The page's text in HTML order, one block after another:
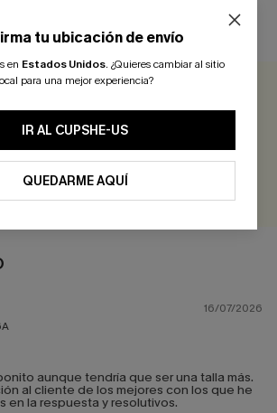
DE CLIENTES
30 puntos por cada reseña que dejes!
EVALUAR
16/07/2026
aunque tendría que ser una talla más.
al cliente de los mejores con los que he
en la respuesta y resolutivos.
tu ubicación de envío
en Estados Unidos. ¿Quieres cambiar al sitio
para una mejor experiencia?
IR AL CUPSHE-US
QUEDARME AQUÍ